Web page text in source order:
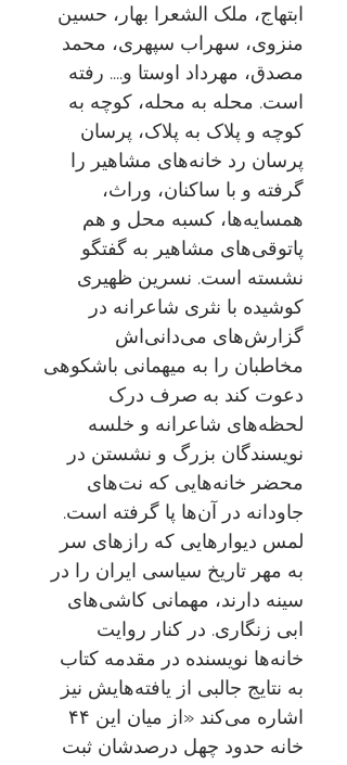
ابتهاج، ملک الشعرا بهار، حسین
منزوی، سهراب سپهری، محمد
مصدق، مهرداد اوستا و.... رفته
است. محله به محله، کوچه به
کوچه و پلاک به پلاک، پرسان
پرسان رد خانه‌های مشاهیر را
گرفته و با ساکنان، وراث،
همسایه‌ها، کسبه محل و هم
پاتوقی‌های مشاهیر به گفتگو
نشسته است. نسرین ظهیری
کوشیده با نثری شاعرانه در
گزارش‌های می‌دانی‌اش
مخاطبان را به میهمانی باشکوهی
دعوت کند به صرف درک
لحظه‌های شاعرانه و خلسه
نویسندگان بزرگ و نشستن در
محضر خانه‌هایی که نت‌های
جاودانه در آن‌ها پا گرفته است.
لمس دیوارهایی که رازهای سر
به مهر تاریخ سیاسی ایران را در
سینه دارند، مهمانی کاشی‌های
ابی زنگاری. در کنار روایت
خانه‌ها نویسنده در مقدمه کتاب
به نتایج جالبی از یافته‌هایش نیز
اشاره می‌کند «از میان این ۴۴
خانه حدود چهل درصدشان ثبت